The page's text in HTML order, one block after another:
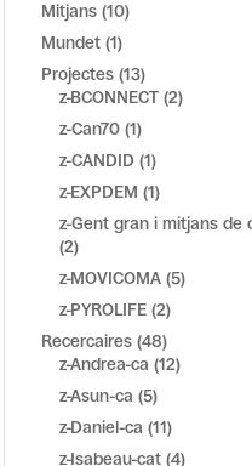
Mitjans (10)
Mundet (1)
Projectes (13)
z-BCONNECT (2)
z-Can70 (1)
z-CANDID (1)
z-EXPDEM (1)
z-Gent gran i mitjans de
(2)
z-MOVICOMA (5)
z-PYROLIFE (2)
Recercaires (48)
z-Andrea-ca (12)
z-Asun-ca (5)
z-Daniel-ca (11)
z-Isabeau-cat (4)